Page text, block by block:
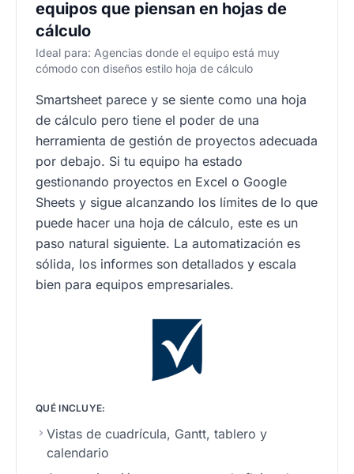
equipos que piensan en hojas de
cálculo
Ideal para: Agencias donde el equipo está muy
cómodo con diseños estilo hoja de cálculo
Smartsheet parece y se siente como una hoja
de cálculo pero tiene el poder de una
herramienta de gestión de proyectos adecuada
por debajo. Si tu equipo ha estado
gestionando proyectos en Excel o Google
Sheets y sigue alcanzando los límites de lo que
puede hacer una hoja de cálculo, este es un
paso natural siguiente. La automatización es
sólida, los informes son detallados y escala
bien para equipos empresariales.
QUÉ INCLUYE:
Vistas de cuadrícula, Gantt, tablero y
calendario